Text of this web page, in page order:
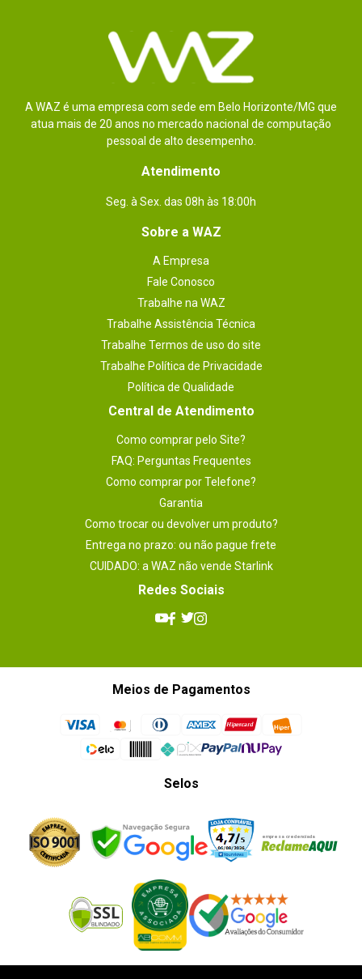
A WAZ é uma empresa com sede em Belo Horizonte/MG que
atua mais de 20 anos no mercado nacional de computação
pessoal de alto desempenho.
Atendimento
Seg. à Sex. das 08h às 18:00h
Sobre a WAZ
A Empresa
Fale Conosco
Trabalhe na WAZ
Trabalhe Assistência Técnica
Trabalhe Termos de uso do site
Trabalhe Política de Privacidade
Política de Qualidade
Central de Atendimento
Como comprar pelo Site?
FAQ: Perguntas Frequentes
Como comprar por Telefone?
Garantia
Como trocar ou devolver um produto?
Entrega no prazo: ou não pague frete
CUIDADO: a WAZ não vende Starlink
Redes Sociais
Meios de Pagamentos
Selos